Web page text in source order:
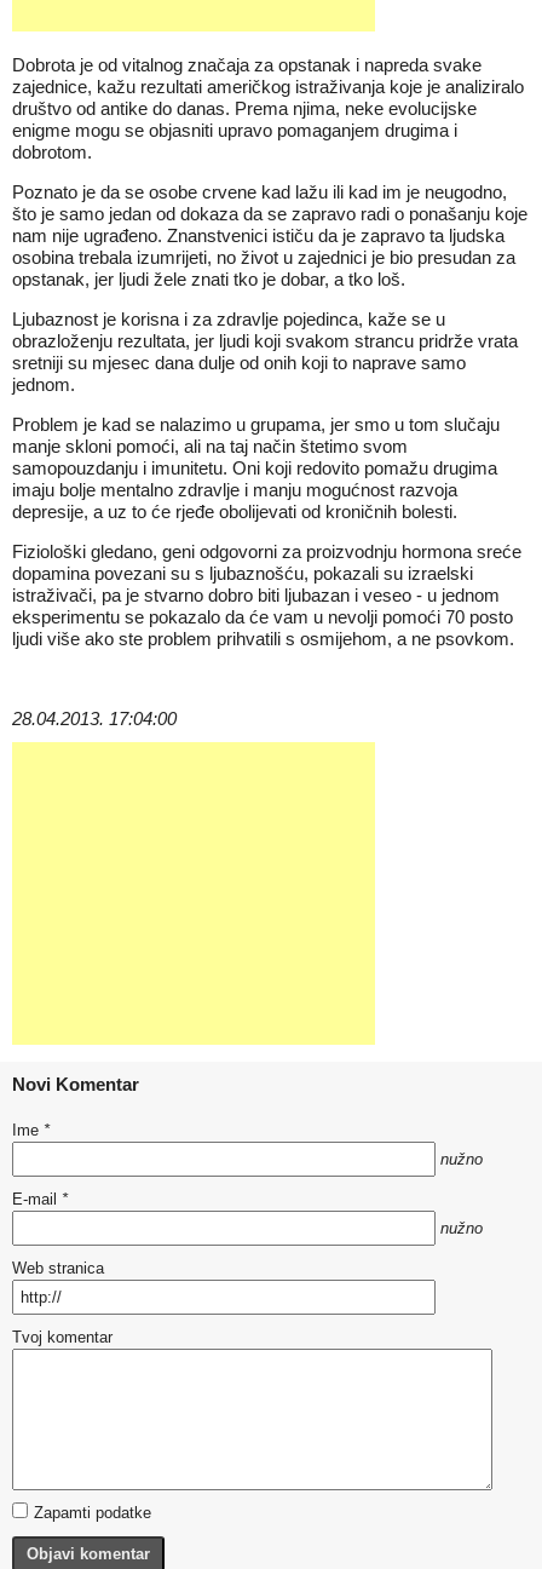
Dobrota je od vitalnog značaja za opstanak i napreda svake
zajednice, kažu rezultati američkog istraživanja koje je analiziralo
društvo od antike do danas. Prema njima, neke evolucijske
enigme mogu se objasniti upravo pomaganjem drugima i
dobrotom.
Poznato je da se osobe crvene kad lažu ili kad im je neugodno,
što je samo jedan od dokaza da se zapravo radi o ponašanju koje
nam nije ugrađeno. Znanstvenici ističu da je zapravo ta ljudska
osobina trebala izumrijeti, no život u zajednici je bio presudan za
opstanak, jer ljudi žele znati tko je dobar, a tko loš.
Ljubaznost je korisna i za zdravlje pojedinca, kaže se u
obrazloženju rezultata, jer ljudi koji svakom strancu pridrže vrata
sretniji su mjesec dana dulje od onih koji to naprave samo
jednom.
Problem je kad se nalazimo u grupama, jer smo u tom slučaju
manje skloni pomoći, ali na taj način štetimo svom
samopouzdanju i imunitetu. Oni koji redovito pomažu drugima
imaju bolje mentalno zdravlje i manju mogućnost razvoja
depresije, a uz to će rjeđe obolijevati od kroničnih bolesti.
Fiziološki gledano, geni odgovorni za proizvodnju hormona sreće
dopamina povezani su s ljubaznošću, pokazali su izraelski
istraživači, pa je stvarno dobro biti ljubazan i veseo - u jednom
eksperimentu se pokazalo da će vam u nevolji pomoći 70 posto
ljudi više ako ste problem prihvatili s osmijehom, a ne psovkom.
28.04.2013. 17:04:00
Novi Komentar
Ime *
nužno
E-mail *
nužno
Web stranica
Tvoj komentar
Zapamti podatke
Objavi komentar